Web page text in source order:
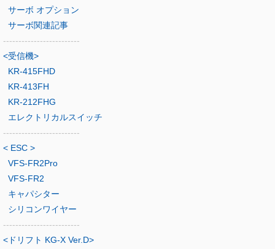
サーボ オプション
サーボ関連記事
-------------------------
<受信機>
KR-415FHD
KR-413FH
KR-212FHG
エレクトリカルスイッチ
-------------------------
< ESC >
VFS-FR2Pro
VFS-FR2
キャパシター
シリコンワイヤー
-------------------------
<ドリフト KG-X Ver.D>